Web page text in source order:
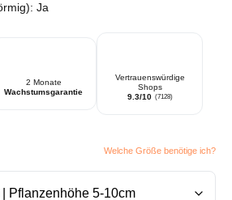
Ja
2 Monate
Wachstumsgarantie
Vertrauenswürdige
Shops
9.3/10 (7128)
Welche Größe benötige ich?